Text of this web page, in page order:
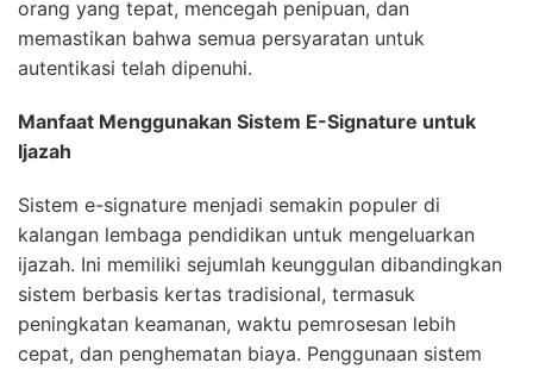
orang yang tepat, mencegah penipuan, dan
memastikan bahwa semua persyaratan untuk
autentikasi telah dipenuhi.
Manfaat Menggunakan Sistem E-Signature untuk
Ijazah
Sistem e-signature menjadi semakin populer di
kalangan lembaga pendidikan untuk mengeluarkan
ijazah. Ini memiliki sejumlah keunggulan dibandingkan
sistem berbasis kertas tradisional, termasuk
peningkatan keamanan, waktu pemrosesan lebih
cepat, dan penghematan biaya. Penggunaan sistem